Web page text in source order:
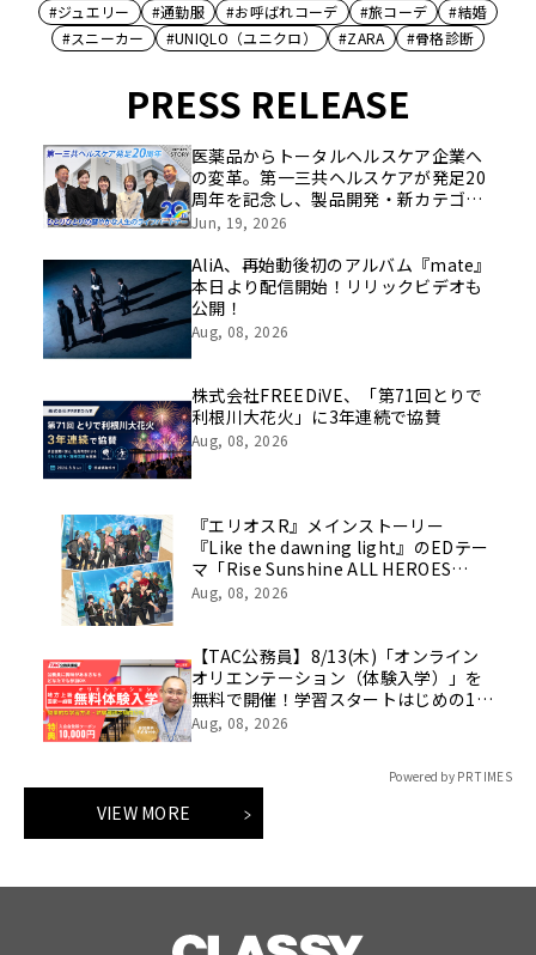
#ジュエリー #通勤服 #お呼ばれコーデ #旅コーデ
#結婚
#スニーカー
#UNIQLO（ユニクロ） #ZARA #骨格診断
PRESS RELEASE
医薬品からトータルヘルスケア企業へ
の変革。第一三共ヘルスケアが発足20
周年を記念し、製品開発・新カテゴリ
挑戦の舞台や旧社統合時のエピソード
像を公開！
Jun, 19, 2026
AliA、再始動後初のアルバム『mate』
本日より配信開始！リリックビデオも
公開！
Aug, 08, 2026
株式会社FREEDiVE、「第71回とりで
利根川大花火」に3年連続で協賛
Aug, 08, 2026
『エリオスR』メインストーリー
『Like the dawning light』のEDテー
マ「Rise Sunshine ALL HEROES
Ver.」がフルサイズ配信決定！
Aug, 08, 2026
【TAC公務員】8/13(木)「オンライン
オリエンテーション（体験入学）」を
無料で開催！学習スタートはじめの1
歩！
Aug, 08, 2026
Powered by PR TIMES
VIEW MORE